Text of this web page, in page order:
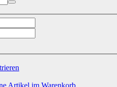
Artikel im Warenkorb